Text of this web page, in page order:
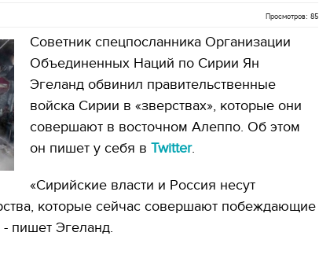
Просмотров: 85
Советник спецпосланника Организации
Объединенных Наций по Сирии Ян
Эгеланд обвинил правительственные
войска Сирии в «зверствах», которые они
совершают в восточном Алеппо. Об этом
он пишет у себя в Twitter.
«Сирийские власти и Россия несут
которые сейчас совершают побеждающие
пишет Эгеланд.